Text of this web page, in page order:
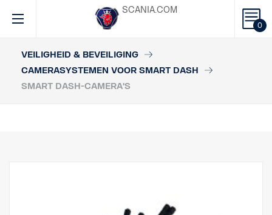
0
SCANIA.COM
VEILIGHEID & BEVEILIGING
CAMERASYSTEMEN VOOR SMART DASH
SMART DASH-CAMERA'S